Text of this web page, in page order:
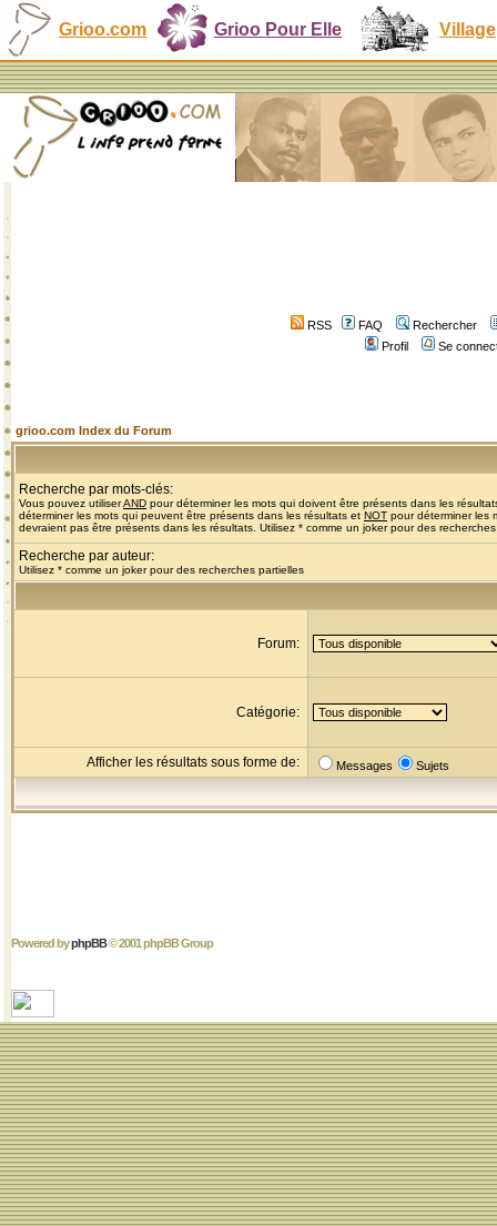
Grioo.com Grioo Pour Elle Village
RSS FAQ
Rechercher
Profil
Se
grioo.com Index du Forum
Recherche par mots-clés:
Vous pouvez utiliserAND pour déterminer les mots qui doivent être présents dans les
déterminer les mots qui peuvent être présents dans les résultats et NOT pour déterminer les
devraient pas être présents dans les résultats. Utilisez * comme un joker pour des
Recherche par auteur:
Utilisez * comme un joker pour des recherches partielles
Forum:
Catégorie:
Afficher les résultats sous forme de: Messages Sujets
Powered byphpBB© 2001 phpBB Group